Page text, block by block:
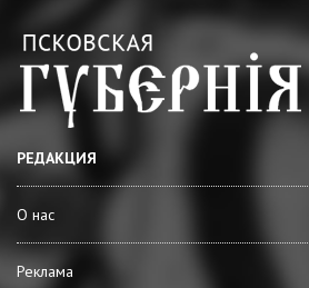
РЕДАКЦИЯ
О нас
Реклама